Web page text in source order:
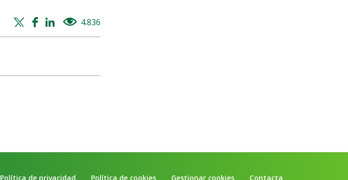
Twitter
share
Facebook
share
Whatsapp
share
Linkedin
share
4.836
Política de privacidad Política de cookies Gestionar cookies Contacta